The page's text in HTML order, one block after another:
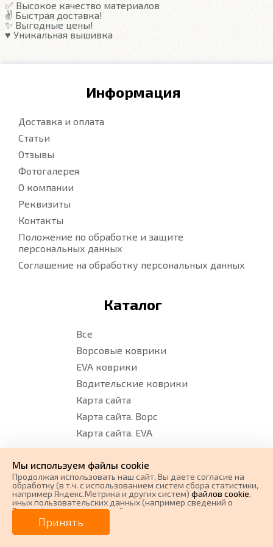
0 ₽
от0₽/мес. Плати частями
✅ Высокое качество материалов
✌️ Быстрая доставка!
✨ Выгодные цены!
♥️ Уникальная вышивка
Информация
Доставка и оплата
Статьи
Отзывы
Фотогалерея
О компании
Реквизиты
Контакты
Положение по обработке и защите
персональных данных
Соглашение на обработку персональных данных
Каталог
Все
Ворсовые коврики
EVA коврики
Водительские коврики
Карта сайта
Карта сайта. Ворс
Карта сайта. EVA
Время работы
Понедельник - суббота:
с 08:00 до 17:00 по Московскому
времени (без перерыва)
Мы используем файлы cookie
Продолжая использовать наш cайт, Вы даете согласие на
обработку (в т.ч. с использованием систем сбора статистики,
например Яндекс.Метрика и других систем) файлов cookie,
иных пользовательских данных (например сведений о
Вашем ip-адресе, сведений о местоположении, типе
устройства, времени посещения страницы, сведений о
ресурсах сети Интернет, с которых были совершены
переходы на наш сайт, сведения о Ваших действиях на сайте
Принять